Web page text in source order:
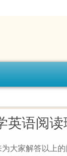
英语阅读
大家解答以上